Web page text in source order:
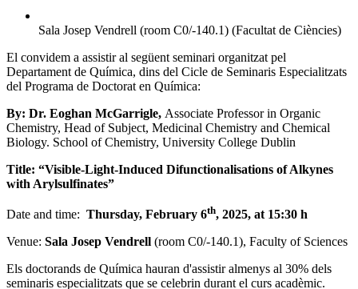
Sala Josep Vendrell (room C0/-140.1) (Facultat de Ciències)
El convidem a assistir al següent seminari organitzat pel
Departament de Química, dins del Cicle de Seminaris Especialitzats
del Programa de Doctorat en Química:
By: Dr. Eoghan McGarrigle, Associate Professor in Organic
Chemistry, Head of Subject, Medicinal Chemistry and Chemical
Biology. School of Chemistry, University College Dublin
Title: “Visible-Light-Induced Difunctionalisations of Alkynes
with Arylsulfinates”
Date and time: Thursday, February 6th, 2025, at 15:30 h
Venue: Sala Josep Vendrell (room C0/-140.1), Faculty of Sciences
Els doctorands de Química hauran d'assistir almenys al 30% dels
seminaris especialitzats que se celebrin durant el curs acadèmic.